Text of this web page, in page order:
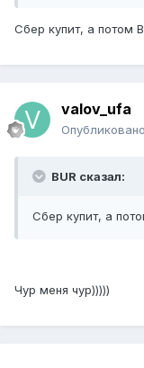
Сбер купит, а потом
valov_ufa
Опубликовано
BUR сказал:
Сбер купит, а
Чур меня чур)))))